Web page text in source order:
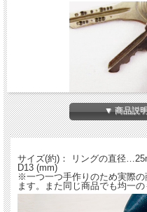
熟練した職人が一つ一つ手作りした
す。手作りならではの温かみがあり
１５犬種のレ
▼ 商品説
サイズ(約)： リングの直径
D13 (mm)
※一つ一つ手作りのため実際の
ます。また同じ商品でも均一の